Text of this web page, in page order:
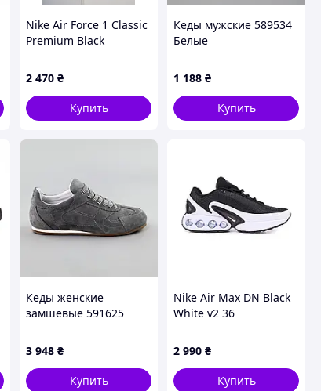
Nike Air Force 1 Classic
Premium Black
2 470 ₴
Купить
Кеды мужские 589534
Белые
1 188 ₴
Купить
Кеды женские
замшевые 591625
3 948 ₴
Купить
Nike Air Max DN Black
White v2 36
2 990 ₴
Купить